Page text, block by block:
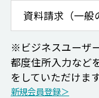
資料請求（一般
※ビジネスユーザ
都度住所入力など
をしていただけます
新規会員登録＞